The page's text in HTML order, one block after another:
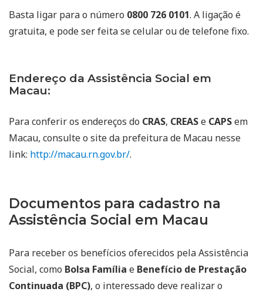
Basta ligar para o número 0800 726 0101. A ligação é
gratuita, e pode ser feita se celular ou de telefone fixo.
Endereço da Assistência Social em
Macau:
Para conferir os endereços do CRAS, CREASe CAPSem
Macau, consulte o site da prefeitura de Macau nesse
link: http://macau.rn.gov.br/.
Documentos para cadastro na
Assistência Social em Macau
Para receber os benefícios oferecidos pela Assistência
Social, como Bolsa Família e Benefício de Prestação
Continuada (BPC), o interessado deve realizar o